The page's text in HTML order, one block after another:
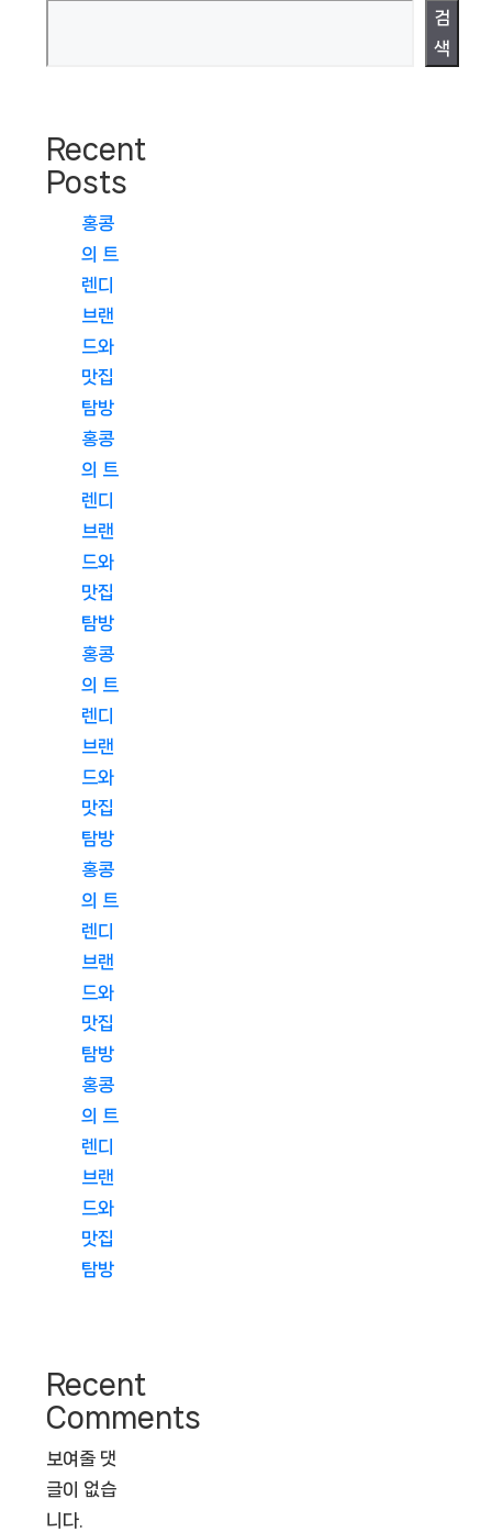
검
색
Recent
Posts
홍콩
의 트
렌디
브랜
드와
맛집
탐방
홍콩
의 트
렌디
브랜
드와
맛집
탐방
홍콩
의 트
렌디
브랜
드와
맛집
탐방
홍콩
의 트
렌디
브랜
드와
맛집
탐방
홍콩
의 트
렌디
브랜
드와
맛집
탐방
Recent
Comments
보여줄 댓
글이 없습
니다.